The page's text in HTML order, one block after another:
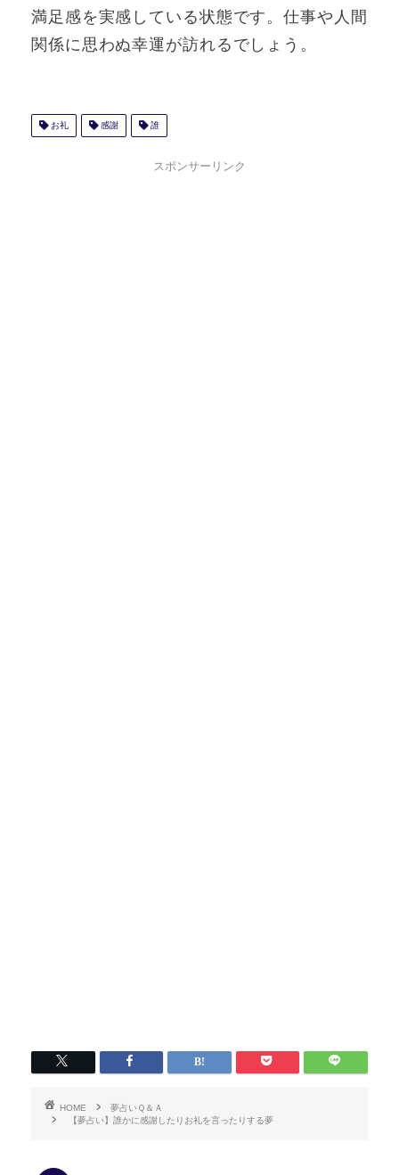
満足感を実感している状態です。仕事や人間
関係に思わぬ幸運が訪れるでしょう。
お礼 感謝 誰
スポンサーリンク
HOME
夢占いＱ＆Ａ
【夢占い】誰かに感謝したりお礼を言ったりする夢